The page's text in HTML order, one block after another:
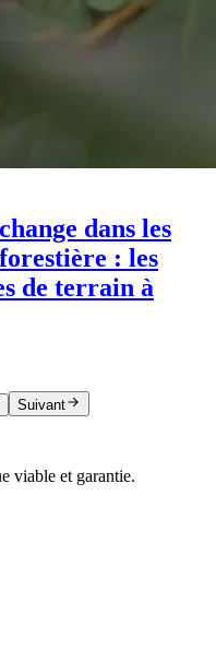
dans les
: les
de terrain à
Suivant
viable et garantie.